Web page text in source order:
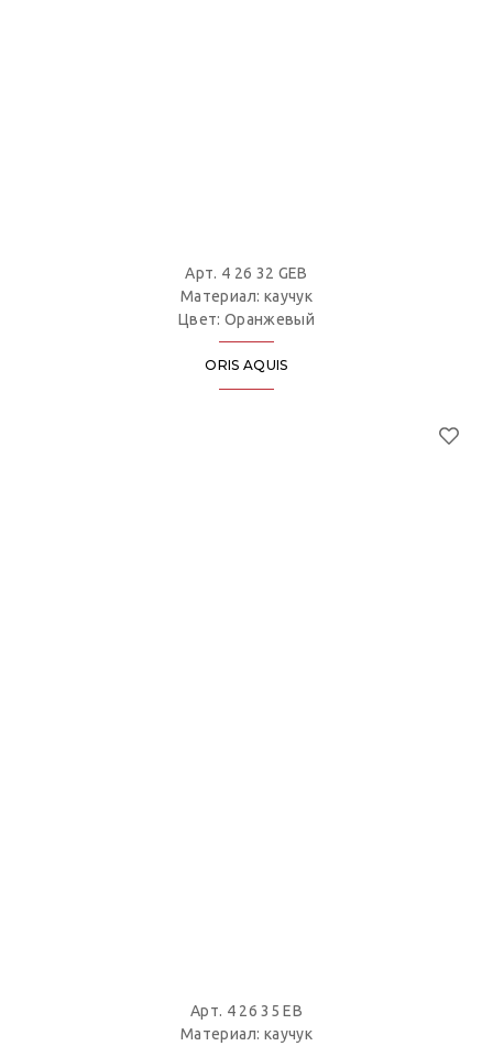
Арт. 4 26 32 GEB
Материал: каучук
Цвет: Оранжевый
ORIS AQUIS
Арт. 4 26 35 EB
Материал: каучук